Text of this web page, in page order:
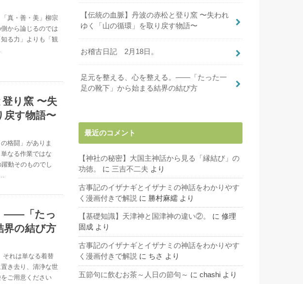
真・善・美」柳宗
から論じるのでは
る力」よりも「観
登り窯 〜失
戻す物語〜
格闘」がありま
なる作業ではな
動そのものでし
――「たっ
界の結び方
それは単なる着替
き去り、清浄な世
ご用意ください
【伝統の血脈】丹波の赤松と登り窯 〜失われ
ゆく「山の循環」を取り戻す物語〜
お稽古日記 2月18日。
足元を整える、心を整える。――「たった一
足の靴下」から始まる結界の結び方
最近のコメント
【神社の秘密】大国主神話から見る「縁結び」の
功徳。
に 三吉不二夫 より
古事記のイザナギとイザナミの神話をわかりやす
く漫画付きで解説 に 勝村麻繻 より
【基礎知識】天津神と国津神の違い②。 に 修理
固成 より
古事記のイザナギとイザナミの神話をわかりやす
く漫画付きで解説 に ちさ より
五節句に飲むお茶～人日の節句～ に chashi より